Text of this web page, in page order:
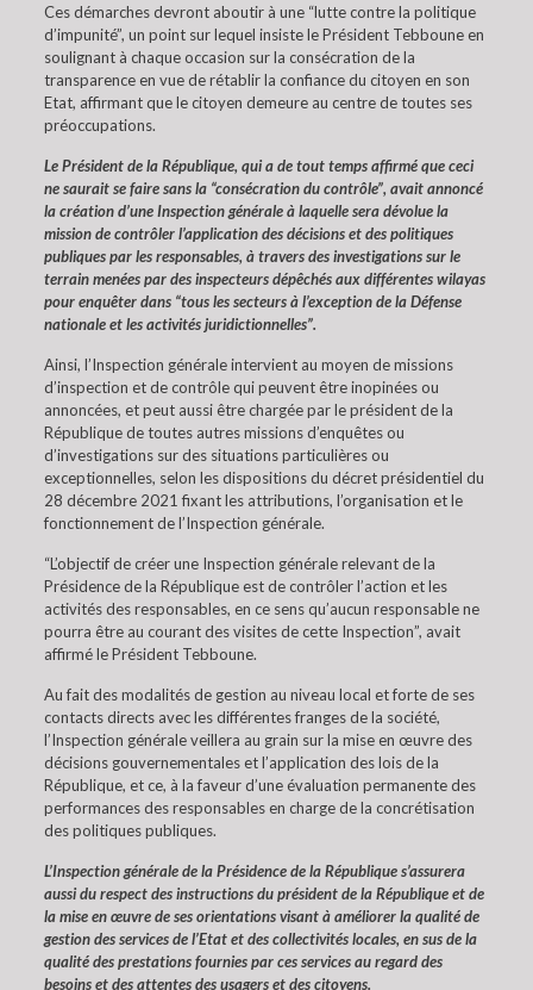
Ces démarches devront aboutir à une “lutte contre la politique
d’impunité”, un point sur lequel insiste le Président Tebboune en
soulignant à chaque occasion sur la consécration de la
transparence en vue de rétablir la confiance du citoyen en son
Etat, affirmant que le citoyen demeure au centre de toutes ses
préoccupations.
Le Président de la République, qui a de tout temps affirmé que ceci
ne saurait se faire sans la “consécration du contrôle”, avait annoncé
la création d’une Inspection générale à laquelle sera dévolue la
mission de contrôler l’application des décisions et des politiques
publiques par les responsables, à travers des investigations sur le
terrain menées par des inspecteurs dépêchés aux différentes wilayas
pour enquêter dans “tous les secteurs à l’exception de la Défense
nationale et les activités juridictionnelles”.
Ainsi, l’Inspection générale intervient au moyen de missions
d’inspection et de contrôle qui peuvent être inopinées ou
annoncées, et peut aussi être chargée par le président de la
République de toutes autres missions d’enquêtes ou
d’investigations sur des situations particulières ou
exceptionnelles, selon les dispositions du décret présidentiel du
28 décembre 2021 fixant les attributions, l’organisation et le
fonctionnement de l’Inspection générale.
“L’objectif de créer une Inspection générale relevant de la
Présidence de la République est de contrôler l’action et les
activités des responsables, en ce sens qu’aucun responsable ne
pourra être au courant des visites de cette Inspection”, avait
affirmé le Président Tebboune.
Au fait des modalités de gestion au niveau local et forte de ses
contacts directs avec les différentes franges de la société,
l’Inspection générale veillera au grain sur la mise en œuvre des
décisions gouvernementales et l’application des lois de la
République, et ce, à la faveur d’une évaluation permanente des
performances des responsables en charge de la concrétisation
des politiques publiques.
L’Inspection générale de la Présidence de la République s’assurera
aussi du respect des instructions du président de la République et de
la mise en œuvre de ses orientations visant à améliorer la qualité de
gestion des services de l’Etat et des collectivités locales, en sus de la
qualité des prestations fournies par ces services au regard des
besoins et des attentes des usagers et des citoyens.